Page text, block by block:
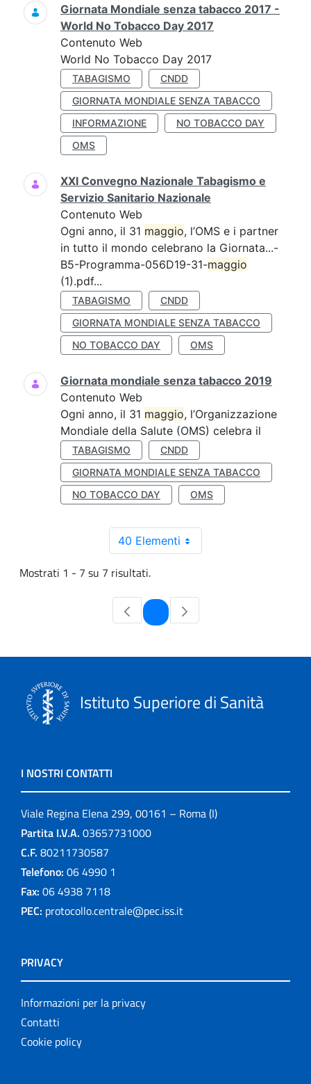
Giornata Mondiale senza tabacco 2017 -
World No Tobacco Day 2017
Contenuto Web
World No Tobacco Day 2017
TABAGISMO
CNDD
GIORNATA MONDIALE SENZA TABACCO
INFORMAZIONE
NO TOBACCO DAY
OMS
XXI Convegno Nazionale Tabagismo e
Servizio Sanitario Nazionale
Contenuto Web
Ogni anno, il 31 maggio, l’OMS e i partner
in tutto il mondo celebrano la Giornata...-
B5-Programma-056D19-31-maggio
(1).pdf...
TABAGISMO
CNDD
GIORNATA MONDIALE SENZA TABACCO
NO TOBACCO DAY
OMS
Giornata mondiale senza tabacco 2019
Contenuto Web
Ogni anno, il 31 maggio, l’Organizzazione
Mondiale della Salute (OMS) celebra il
TABAGISMO
CNDD
GIORNATA MONDIALE SENZA TABACCO
NO TOBACCO DAY
OMS
40 Elementi
Mostrati 1 - 7 su 7 risultati.
Pagina
Istituto Superiore di Sanità
I NOSTRI CONTATTI
Viale Regina Elena 299, 00161 – Roma (I)
Partita I.V.A. 03657731000
C.F. 80211730587
Telefono: 06 4990 1
Fax: 06 4938 7118
PEC: protocollo.centrale@pec.iss.it
PRIVACY
Informazioni per la privacy
Contatti
Cookie policy